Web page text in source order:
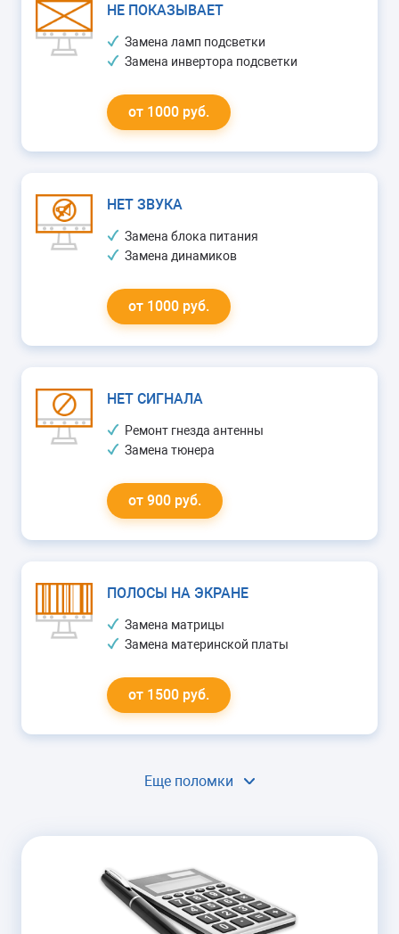
НЕ ПОКАЗЫВАЕТ
Замена ламп подсветки
Замена инвертора подсветки
от 1000 руб.
НЕТ ЗВУКА
Замена блока питания
Замена динамиков
от 1000 руб.
НЕТ СИГНАЛА
Ремонт гнезда антенны
Замена тюнера
от 900 руб.
ПОЛОСЫ НА ЭКРАНЕ
Замена матрицы
Замена материнской платы
от 1500 руб.
НЕ РЕАГИРУЕТ НА ПУЛЬТ
Перепрошивка памяти
от 1000 руб.
Еще поломки